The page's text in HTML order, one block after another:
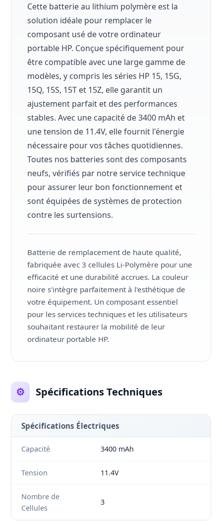
Cette batterie au lithium polymère est la
solution idéale pour remplacer le
composant usé de votre ordinateur
portable HP. Conçue spécifiquement pour
être compatible avec une large gamme de
modèles, y compris les séries HP 15, 15G,
15Q, 15S, 15T et 15Z, elle garantit un
ajustement parfait et des performances
stables. Avec une capacité de 3400 mAh et
une tension de 11.4V, elle fournit l'énergie
nécessaire pour vos tâches quotidiennes.
Toutes nos batteries sont des composants
neufs, vérifiés par notre service technique
pour assurer leur bon fonctionnement et
sont équipées de systèmes de protection
contre les surtensions.
Batterie de remplacement de haute qualité,
fabriquée avec 3 cellules Li-Polymère pour une
efficacité et une durabilité accrues. La couleur
noire s'intègre parfaitement à l'esthétique de
votre équipement. Un composant essentiel
pour les services techniques et les utilisateurs
souhaitant restaurer la mobilité de leur
ordinateur portable HP.
⚙️ Spécifications Techniques
Spécifications Électriques
Capacité 3400 mAh
Tension 11.4V
Nombre de
Cellules
3